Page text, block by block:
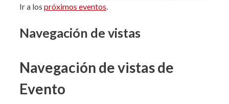
Ir a los próximos eventos.
Navegación de vistas
Navegación de vistas de
Evento